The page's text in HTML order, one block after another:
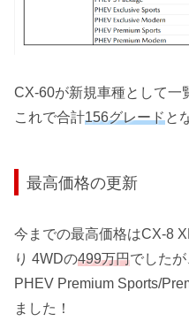
CX-60が新規車種として一
これで合計156グレードと
最高価格の更新
今までの最高価格はCX-8
り 4WDの499万円でした
PHEV Premium Sports/
ました！